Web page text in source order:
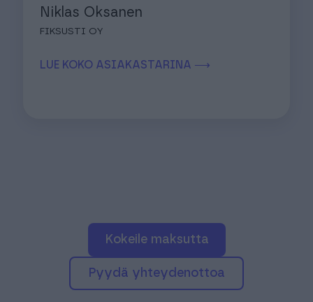
Niklas Oksanen
FIKSUSTI OY
LUE KOKO ASIAKASTARINA ⟶
kokeile maksutta
pyydä yhteydenottoa